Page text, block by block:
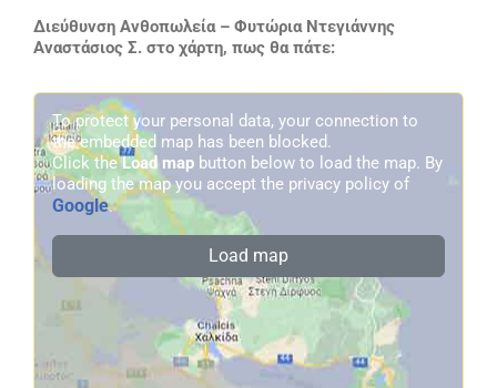
Διεύθυνση Ανθοπωλεία – Φυτώρια Ντεγιάννης
Αναστάσιος Σ. στο χάρτη, πως θα πάτε:
To protect your personal data, your connection to
the embedded map has been blocked.
Click theLoad map button below to load the map. By
loading the map you accept the privacy policy of
Google.
Load map